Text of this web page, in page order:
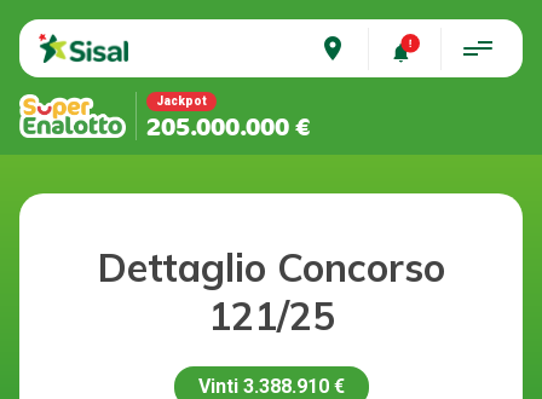
place
Jackpot
205.000.000 €
Dettaglio Concorso
121/25
Vinti 3.388.910 €